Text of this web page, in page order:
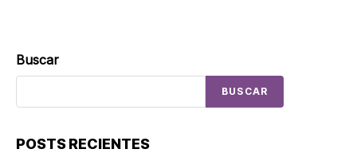
Buscar
BUSCAR
POSTS RECIENTES